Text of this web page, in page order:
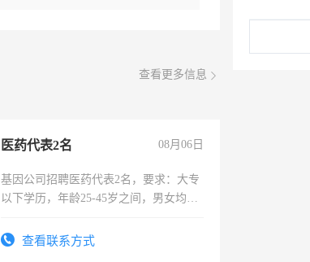
查看更多信息
医药代表2名 08月06日
基因公司招聘医药代表2名，要求：大专
以下学历，年龄25-45岁之间，男女均
表或者有医学资质的优先，底薪+绩效，
查看联系方式